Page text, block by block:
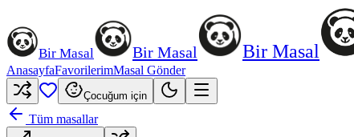
Bir Masal Bir Masal Bir Masal
AnasayfaFavorilerimMasal Gönder
Çocuğum için
Tüm masallar